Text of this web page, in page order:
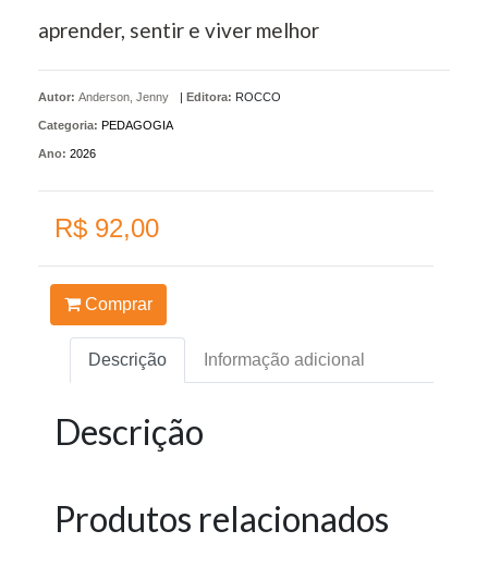
aprender, sentir e viver melhor
Autor: Anderson, Jenny | Editora: ROCCO
Categoria: PEDAGOGIA
Ano: 2026
R$ 92,00
Comprar
Descrição Informação adicional
Descrição
Produtos relacionados